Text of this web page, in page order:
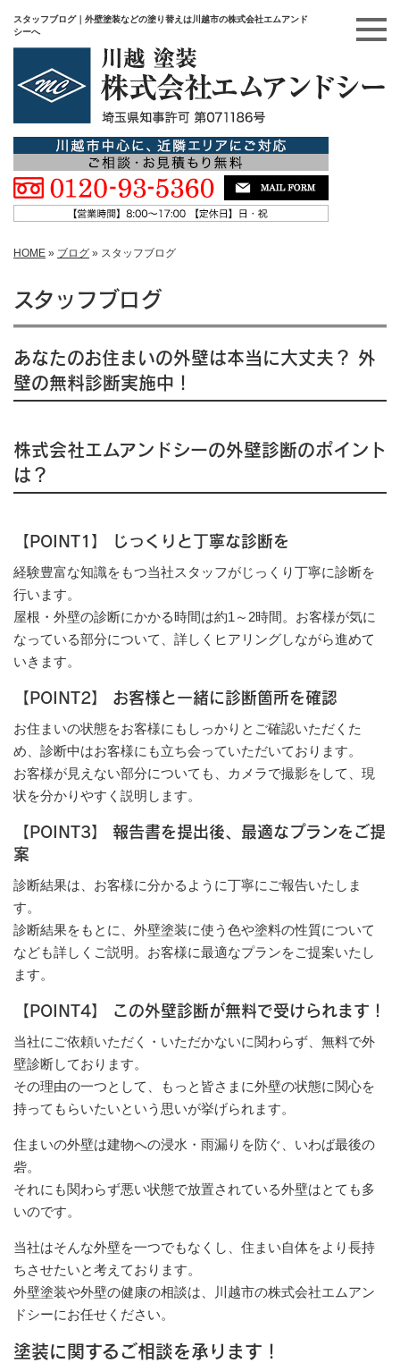
スタッフブログ｜外壁塗装などの塗り替えは川越市の株式会社エムアンド
シーへ
HOME » ブログ » スタッフブログ
スタッフブログ
あなたのお住まいの外壁は本当に大丈夫？ 外
壁の無料診断実施中！
株式会社エムアンドシーの外壁診断のポイント
は？
【POINT1 】 じっくりと丁寧な診断を
経験豊富な知識をもつ当社スタッフがじっくり丁寧に診断を
行います。
屋根・外壁の診断にかかる時間は約1～2時間。お客様が気に
なっている部分について、詳しくヒアリングしながら進めて
いきます。
【POINT2】 お客様と一緒に診断箇所を確認
お住まいの状態をお客様にもしっかりとご確認いただくた
め、診断中はお客様にも立ち会っていただいております。
お客様が見えない部分についても、カメラで撮影をして、現
状を分かりやすく説明します。
【POINT3】 報告書を提出後、最適なプランをご提
案
診断結果は、お客様に分かるように丁寧にご報告いたしま
す。
診断結果をもとに、外壁塗装に使う色や塗料の性質について
なども詳しくご説明。お客様に最適なプランをご提案いたし
ます。
【POINT4】 この外壁診断が無料で受けられます！
当社にご依頼いただく・いただかないに関わらず、無料で外
壁診断しております。
その理由の一つとして、もっと皆さまに外壁の状態に関心を
持ってもらいたいという思いが挙げられます。
住まいの外壁は建物への浸水・雨漏りを防ぐ、いわば最後の
砦。
それにも関わらず悪い状態で放置されている外壁はとても多
いのです。
当社はそんな外壁を一つでもなくし、住まい自体をより長持
ちさせたいと考えております。
外壁塗装や外壁の健康の相談は、川越市の株式会社エムアン
ドシーにお任せください。
塗装に関するご相談を承ります！